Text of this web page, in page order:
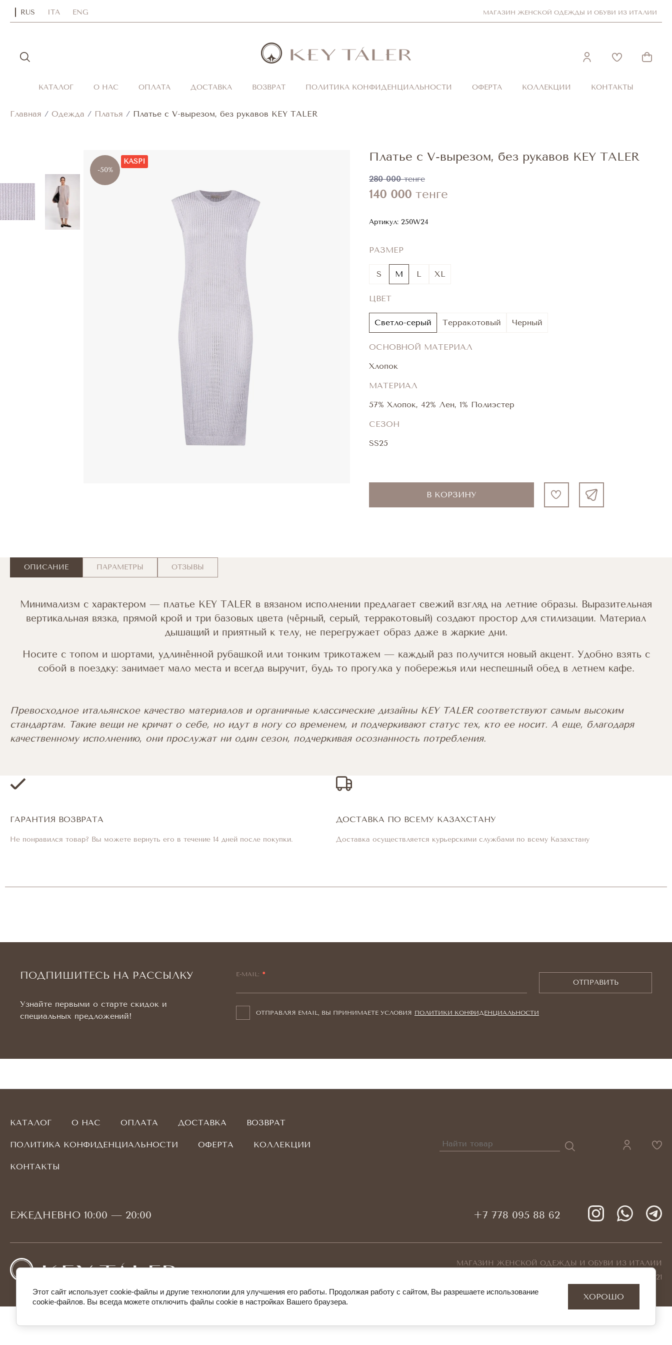
RUS ITA ENG МАГАЗИН ЖЕНСКОЙ ОДЕЖДЫ И ОБУВИ ИЗ ИТАЛИИ
КАТАЛОГ О НАС ОПЛАТА ДОСТАВКА ВОЗВРАТ ПОЛИТИКА КОНФИДЕНЦИАЛЬНОСТИ ОФЕРТА КОЛЛЕКЦИИ КОНТАКТЫ
Главная / Одежда / Платья / Платье с V-вырезом, без рукавов KEY TALER
-50%
KASPI Платье с V-вырезом, без рукавов KEY TALER
280 000 тенге
140 000 тенге
Артикул: 250W24
РАЗМЕР
S M L XL
ЦВЕТ
Светло-серый Терракотовый Черный
ОСНОВНОЙ МАТЕРИАЛ
Хлопок
МАТЕРИАЛ
57% Хлопок, 42% Лен, 1% Полиэстер
СЕЗОН
SS25
В КОРЗИНУ
ОПИСАНИЕ ПАРАМЕТРЫ ОТЗЫВЫ
Минимализм с характером — платье KEY TALER в вязаном исполнении предлагает свежий взгляд на летние образы. Выразительная
вертикальная вязка, прямой крой и три базовых цвета (чёрный, серый, терракотовый) создают простор для стилизации. Материал
дышащий и приятный к телу, не перегружает образ даже в жаркие дни.
Носите с топом и шортами, удлинённой рубашкой или тонким трикотажем — каждый раз получится новый акцент. Удобно взять с
собой в поездку: занимает мало места и всегда выручит, будь то прогулка у побережья или неспешный обед в летнем кафе.
Превосходное итальянское качество материалов и органичные классические дизайны KEY TALER соответствуют самым высоким
стандартам. Такие вещи не кричат о себе, но идут в ногу со временем, и подчеркивают статус тех, кто ее носит. А еще, благодаря
качественному исполнению, они прослужат ни один сезон, подчеркивая осознанность потребления.
ГАРАНТИЯ ВОЗВРАТА
Не понравился товар? Вы можете вернуть его в течение 14 дней после покупки.
ДОСТАВКА ПО ВСЕМУ КАЗАХСТАНУ
Доставка осуществляется курьерскими службами по всему Казахстану
ПОДПИШИТЕСЬ НА РАССЫЛКУ
Узнайте первыми о старте скидок и
специальных предложений!
E-MAIL:
ОТПРАВЛЯЯ EMAIL, ВЫ ПРИНИМАЕТЕ УСЛОВИЯ ПОЛИТИКИ КОНФИДЕНЦИАЛЬНОСТИ
ОТПРАВИТЬ
КАТАЛОГ О НАС ОПЛАТА ДОСТАВКА ВОЗВРАТ
ПОЛИТИКА КОНФИДЕНЦИАЛЬНОСТИ ОФЕРТА КОЛЛЕКЦИИ
КОНТАКТЫ
ЕЖЕДНЕВНО 10:00 — 20:00 +7 778 095 88 62
МАГАЗИН ЖЕНСКОЙ ОДЕЖДЫ И ОБУВИ ИЗ ИТАЛИИ
© 2026 KEYTALER БИН 180940001421
Этот сайт использует cookie-файлы и другие технологии для улучшения его работы. Продолжая работу с сайтом, Вы разрешаете использование
cookie-файлов. Вы всегда можете отключить файлы cookie в настройках Вашего браузера.
ХОРОШО